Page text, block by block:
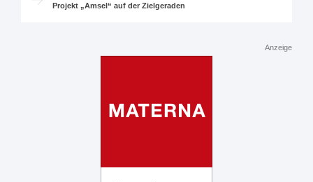
Projekt „Amsel“ auf der Zielgeraden
Anzeige